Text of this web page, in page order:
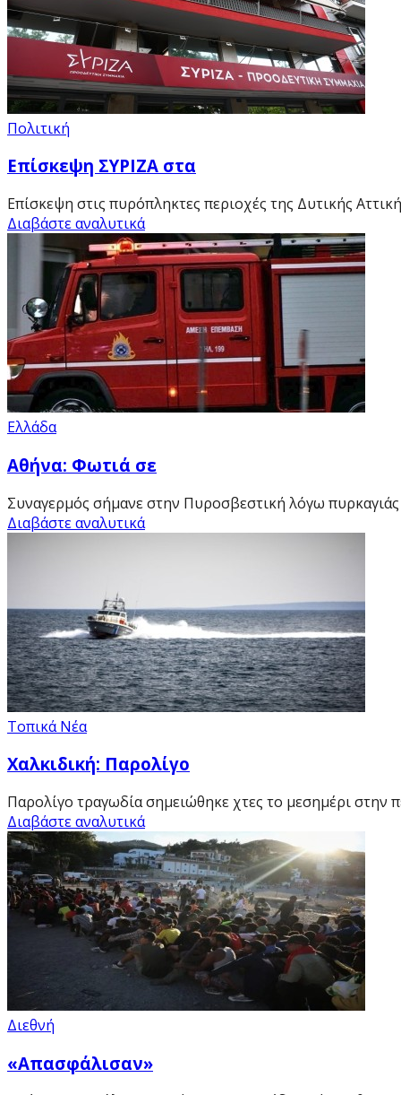
Πολιτική
Επίσκεψη ΣΥΡΙΖΑ στα
Επίσκεψη στις πυρόπληκτες περιοχές της Δυτικής
Διαβάστε αναλυτικά
Ελλάδα
Αθήνα: Φωτιά σε
Συναγερμός σήμανε στην Πυροσβεστική λόγω
Διαβάστε αναλυτικά
Τοπικά Νέα
Χαλκιδική: Παρολίγο
Παρολίγο τραγωδία σημειώθηκε χτες το μεσημέρι στην
Διαβάστε αναλυτικά
Διεθνή
«Απασφάλισαν»